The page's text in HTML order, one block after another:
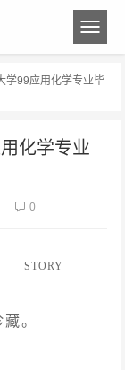
学99应用化学专业毕
化学专业
0
STORY
。